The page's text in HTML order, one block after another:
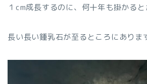
１cm成長するのに、何十年も掛かると
長い長い鍾乳石が至るところにありま